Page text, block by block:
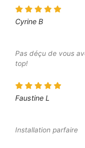
Cyrine B
Pas déçu de vous
top!
Faustine L
Installation parfaire